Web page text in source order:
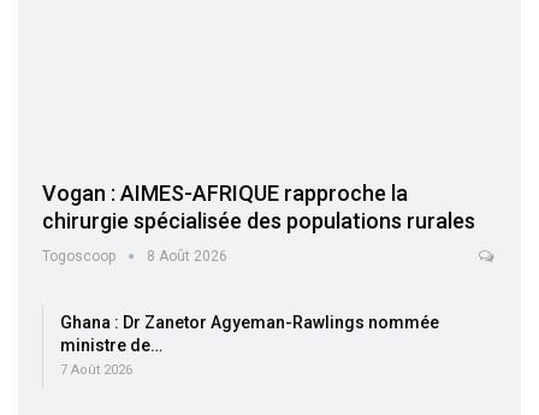
Vogan : AIMES-AFRIQUE rapproche la
chirurgie spécialisée des populations rurales
Togoscoop 8 Août 2026
Ghana : Dr Zanetor Agyeman-Rawlings nommée
ministre de…
7 Août 2026